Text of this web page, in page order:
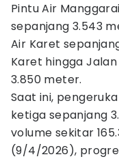
Pintu Air
sepanjang 3.543
Air Karet
Karet hingga
3.850 meter.
Saat ini,
ketiga sepanjang
volume sekitar
(9/4/2026),